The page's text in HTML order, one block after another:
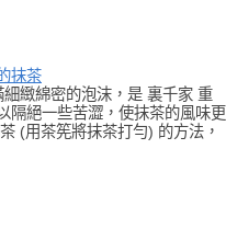
抹茶
緻綿密的泡沫，是 裏千家 重
隔絕一些苦澀，使抹茶的風味更
(用茶筅將抹茶打勻) 的方法，